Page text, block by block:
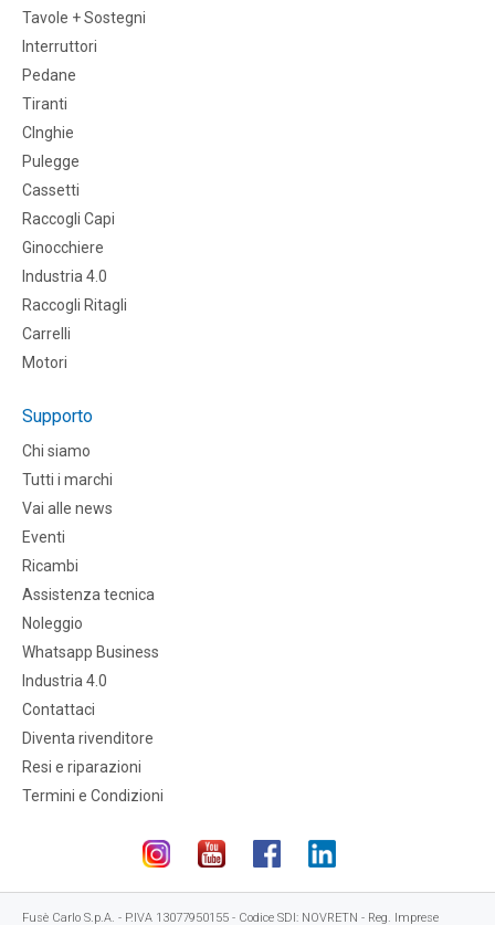
Tavole + Sostegni
Interruttori
Pedane
Tiranti
CInghie
Pulegge
Cassetti
Raccogli Capi
Ginocchiere
Industria 4.0
Raccogli Ritagli
Carrelli
Motori
Supporto
Chi siamo
Tutti i marchi
Vai alle news
Eventi
Ricambi
Assistenza tecnica
Noleggio
Whatsapp Business
Industria 4.0
Contattaci
Diventa rivenditore
Resi e riparazioni
Termini e Condizioni
Fusè Carlo S.p.A. - P.IVA 13077950155 - Codice SDI: NOVRETN - Reg. Imprese